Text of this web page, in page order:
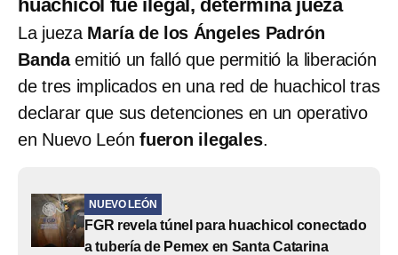
huachicol fue ilegal, determina jueza
La jueza María de los Ángeles Padrón
Bandaemitió un falló que permitió la liberación
de tres implicados en una red de huachicol tras
declarar que sus detenciones en un operativo
en Nuevo León fueron ilegales.
NUEVO LEÓN
FGR revela túnel para huachicol conectado
a tubería de Pemex en Santa Catarina